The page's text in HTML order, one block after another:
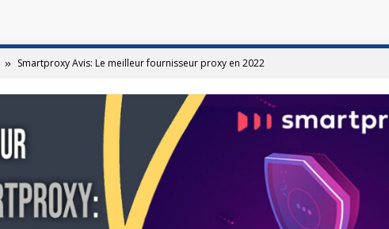
Smartproxy Avis: Le meilleur fournisseur proxy en 2022